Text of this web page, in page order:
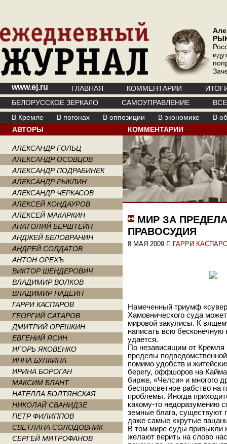
www.ej.ru ГЛАВНАЯ КОММЕНТАРИИ
БЕЛОРУССКОЕ ЗЕРКАЛО
САМОУПРАВЛЕНИЕ
В Кремле
В погонах В оппозиции В экономике
В
АВТОРЫ
АЛЕКСАНДР ГОЛЬЦ
АЛЕКСАНДР ОСОВЦОВ
АЛЕКСАНДР ПОДРАБИНЕК
АЛЕКСАНДР РЫКЛИН
АЛЕКСАНДР ЧЕРКАСОВ
АЛЕКСЕЙ КОНДАУРОВ
АЛЕКСЕЙ МАКАРКИН
АНАТОЛИЙ БЕРШТЕЙН
АНДЖЕЙ БЕЛОВРАНИН
АНДРЕЙ СОЛДАТОВ
АНТОН ОРЕХЪ
ВИКТОР ШЕНДЕРОВИЧ
ВЛАДИМИР ВОЛКОВ
ВЛАДИМИР НАДЕИН
ГАРРИ КАСПАРОВ
ГЕОРГИЙ САТАРОВ
ДМИТРИЙ ОРЕШКИН
ЕВГЕНИЙ ЯСИН
ИГОРЬ ЯКОВЕНКО
ИННА БУЛКИНА
ИРИНА БОРОГАН
МАКСИМ БЛАНТ
НАТЕЛЛА БОЛТЯНСКАЯ
НИКОЛАЙ СВАНИДЗЕ
ПЕТР ФИЛИППОВ
СВЕТЛАНА СОЛОДОВНИК
СЕРГЕЙ МИТРОФАНОВ
КОММЕНТАРИИ
МИР ЗА
ПРАВОСУДИЯ
8 МАЯ 2009 Г. ГАРРИ
Намеченный триумф
Хамовнического суда
мировой закулисы. К
написать всю бесконечную
удается.
По независящим от
пределы
помимо удобств и
берегу, оффшоров на
бирже, «Челси» и многого
беспросветное рабство на
проблемы. Иногда
какому-то недоразумению
земные блага, существуют
даже самые «крутые
В том мире суды привыкли
желают верить на слово